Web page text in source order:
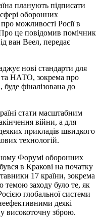
планують підписати
оборонних
можливості Росії в
Про це повідомив помічник
ван Веел, передає
нові стандарти для
та НАТО, зокрема про
фіналізована до
стати масштабним
війни, а для
прикладів швидкого
технологій.
Форумі оборонних
в Кракові на початку
17 країни, зокрема
заходу було те, як
глобальної системи
деякі
високоточну зброю.